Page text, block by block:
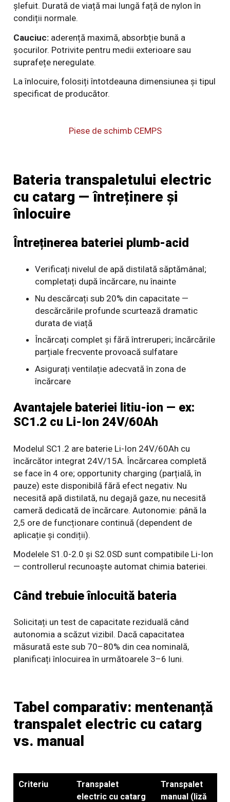
șlefuit. Durată de viață mai lungă față de nylon în
condiții normale.
Cauciuc:aderență maximă, absorbție bună a
șocurilor. Potrivite pentru medii exterioare sau
suprafețe neregulate.
La înlocuire, folosiți întotdeauna dimensiunea și tipul
specificat de producător.
Piese de schimb CEMPS
Bateria transpaletului electric
cu catarg — întreținere și
înlocuire
Întreținerea bateriei plumb-acid
Verificați nivelul de apă distilată săptămânal;
completați după încărcare, nu înainte
Nu descărcați sub 20% din capacitate —
descărcările profunde scurtează dramatic
durata de viață
Încărcați complet și fără întreruperi; încărcările
parțiale frecvente provoacă sulfatare
Asigurați ventilație adecvată în zona de
încărcare
Avantajele bateriei litiu-ion — ex:
SC1.2 cu Li-Ion 24V/60Ah
Modelul SC1.2 are baterie Li-Ion 24V/60Ah cu
încărcător integrat 24V/15A. Încărcarea completă
se face în 4 ore; opportunity charging (parțială, în
pauze) este disponibilă fără efect negativ. Nu
necesită apă distilată, nu degajă gaze, nu necesită
cameră dedicată de încărcare. Autonomie: până la
2,5 ore de funcționare continuă (dependent de
aplicație și condiții).
Modelele S1.0-2.0 și S2.0SD sunt compatibile Li-Ion
— controllerul recunoaște automat chimia bateriei.
Când trebuie înlocuită bateria
Solicitați un test de capacitate reziduală când
autonomia a scăzut vizibil. Dacă capacitatea
măsurată este sub 70–80% din cea nominală,
planificați înlocuirea în următoarele 3–6 luni.
Tabel comparativ: mentenanță
transpalet electric cu catarg
vs. manual
Criteriu
Transpalet
electric cu catarg
Transpalet
manual (liză